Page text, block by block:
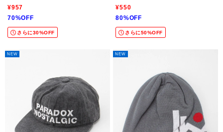
¥957
70%OFF
さらに30%OFF
¥550
80%OFF
さらに50%OFF
NEW NEW